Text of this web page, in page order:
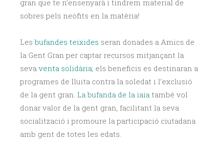
gran que te n’ensenyarà i tindrem material de
sobres pels neòfits en la matèria!
Les bufandes teixides seran donades a Amics de
la Gent Gran per captar recursos mitjançant la
seva venta solidària; els beneficis es destinaran a
programes de lluita contra la soledat i l’exclusió
de la gent gran. La bufanda de la iaia també vol
donar valor de la gent gran, facilitant la seva
socialització i promoure la participació ciutadana
amb gent de totes les edats.